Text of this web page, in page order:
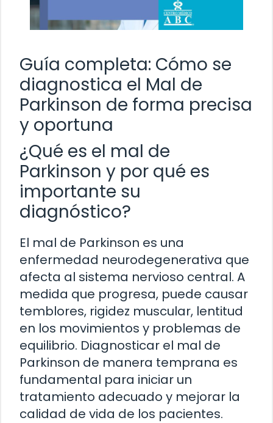
Guía completa: Cómo se
diagnostica el Mal de
Parkinson de forma precisa
y oportuna
¿Qué es el mal de
Parkinson y por qué es
importante su
diagnóstico?
El mal de Parkinson es una
enfermedad neurodegenerativa que
afecta al sistema nervioso central. A
medida que progresa, puede causar
temblores, rigidez muscular, lentitud
en los movimientos y problemas de
equilibrio. Diagnosticar el mal de
Parkinson de manera temprana es
fundamental para iniciar un
tratamiento adecuado y mejorar la
calidad de vida de los pacientes.